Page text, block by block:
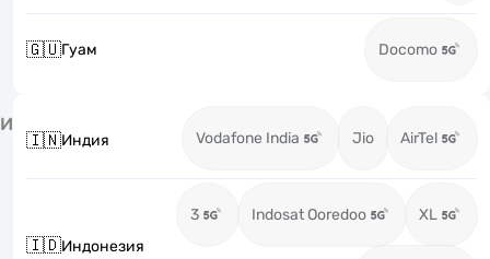
🇬🇺Гуам Docomo
И
🇮🇳Индия Vodafone India Jio AirTel
🇮🇩Индонезия
3 Indosat Ooredoo XL